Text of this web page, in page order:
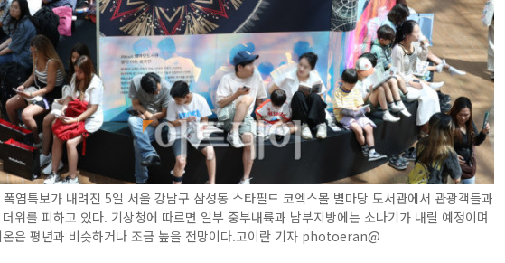
염특보가 내려진 5일 서울 강남구 삼성동 스타필드 코엑스몰 별마당 도서관에서 관광객들과
위를 피하고 있다. 기상청에 따르면 일부 중부내륙과 남부지방에는 소나기가 내릴 예정이며
온은 평년과 비슷하거나 조금 높을 전망이다.고이란 기자 photoeran@